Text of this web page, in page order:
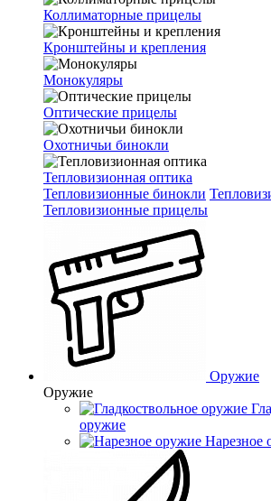
Коллиматорные прицелы
Кронштейны и крепления
Монокуляры
Оптические прицелы
Охотничьи бинокли
Тепловизионная оптика
Тепловизионные бинокли
Тепловизионные прицелы
Оружие
Оружие
оружие
Нарезное